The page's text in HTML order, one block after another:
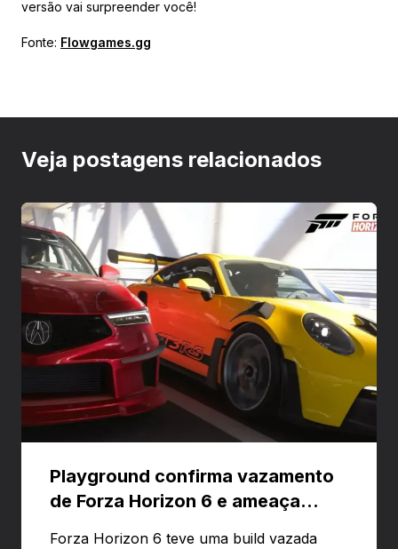
versão vai surpreender você!
Fonte: Flowgames.gg
Veja postagens relacionados
Playground confirma vazamento
de Forza Horizon 6 e ameaça
Forza Horizon 6 teve uma build vazada